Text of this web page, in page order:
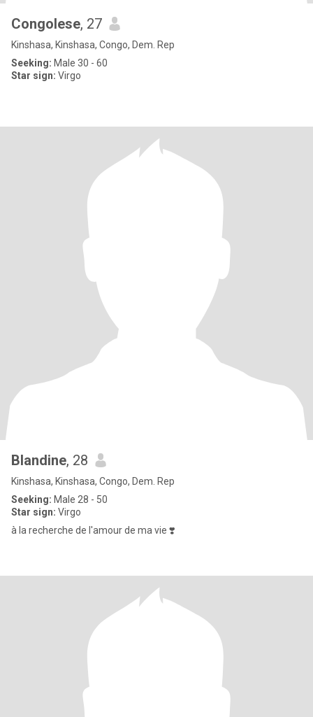
Congolese, 27
Kinshasa, Kinshasa, Congo, Dem. Rep
Seeking: Male 30 - 60
Star sign: Virgo
Blandine, 28
Kinshasa, Kinshasa, Congo, Dem. Rep
Seeking: Male 28 - 50
Star sign: Virgo
à la recherche de l'amour de ma vie ❣️